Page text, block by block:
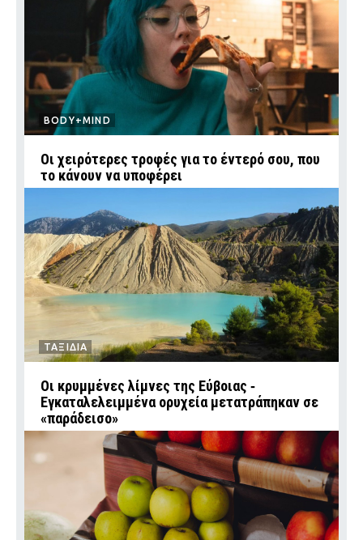
BODY+MIND
Οι χειρότερες τροφές για το έντερό σου, που
το κάνουν να υποφέρει
ΤΑΞΙΔΙΑ
Οι κρυμμένες λίμνες της Εύβοιας ‑
Εγκαταλελειμμένα ορυχεία μετατράπηκαν σε
«παράδεισο»